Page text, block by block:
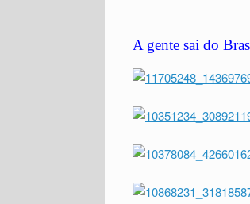
A gente sai do